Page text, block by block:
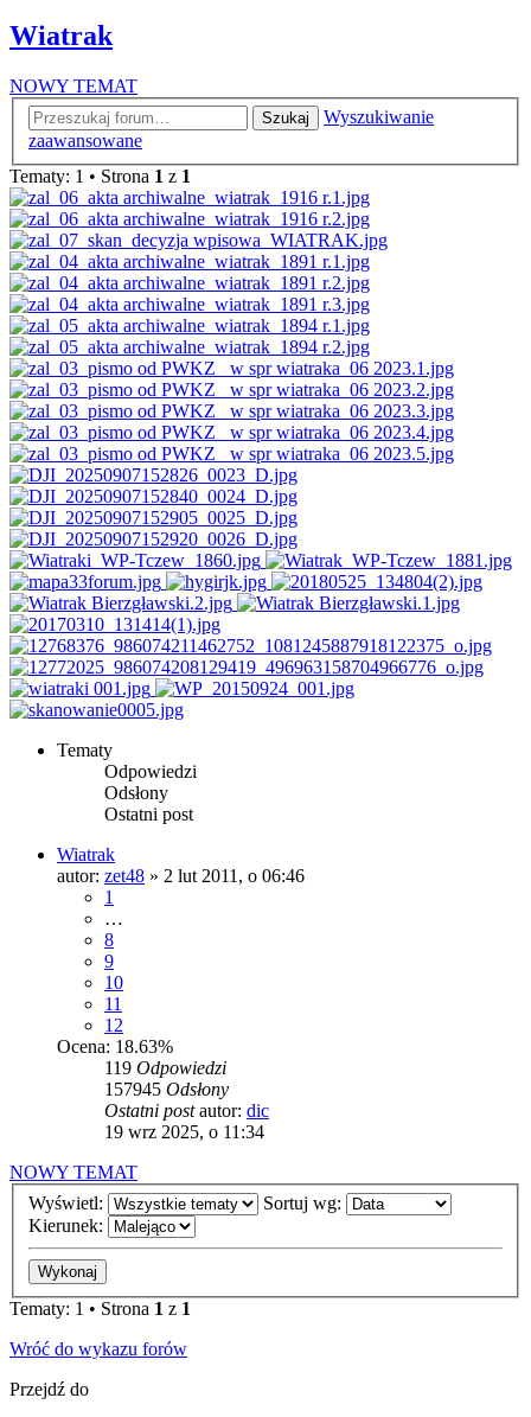
Wiatrak
NOWY TEMAT
Szukaj
Wyszukiwanie
zaawansowane
Tematy: 1 • Strona 1 z 1
Tematy
Odpowiedzi
Odsłony
Ostatni post
Wiatrak
autor: zet48 » 2 lut 2011, o 06:46
1
…
8
9
10
11
12
Ocena: 18.63%
119 Odpowiedzi
157945 Odsłony
Ostatni postautor: dic
19 wrz 2025, o 11:34
NOWY TEMAT
Wyświetl:
Sortuj wg:
Kierunek:
Tematy: 1 • Strona 1 z 1
Wróć do wykazu forów
Przejdź do